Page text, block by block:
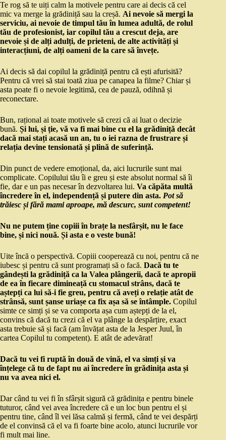
Te rog să te uiți calm la motivele pentru care ai decis că cel
mic va merge la grădiniță sau la creșă. Ai nevoie să mergi la
serviciu, ai nevoie de timpul tău în lumea adultă, de rolul
tău de profesionist, iar copilul tău a crescut deja, are
nevoie și de alți adulți, de prieteni, de alte activități și
interacțiuni, de alți oameni de la care să învețe.
Ai decis să dai copilul la grădiniță pentru că ești afurisită?
Pentru că vrei să stai toată ziua pe canapea la filme? Chiar și
asta poate fi o nevoie legitimă, cea de pauză, odihnă și
reconectare.
Bun, rațional ai toate motivele să crezi că ai luat o decizie
bună. Și lui, și ție, vă va fi mai bine cu el la grădiniță decât
dacă mai stați acasă un an, tu o iei razna de frustrare și
relația devine tensionată și plină de suferință.
Din punct de vedere emoțional, da, aici lucrurile sunt mai
complicate. Copilului tău îi e greu și este absolut normal să îi
fie, dar e un pas necesar în dezvoltarea lui. Va căpăta multă
încredere în el, independență și putere din asta. Pot să
trăiesc și fără mami aproape, mă descurc, sunt competent!
Nu ne putem ține copiii în brațe la nesfârșit, nu le face
bine, și nici nouă. Și asta e o veste bună!
Uite încă o perspectivă. Copiii cooperează cu noi, pentru că ne
iubesc și pentru că sunt programați să o facă. Dacă tu te
gândești la grădiniță ca la Valea plângerii, dacă te apropii
de ea în fiecare dimineață cu stomacul strâns, dacă te
aștepți ca lui să-i fie greu, pentru că aveți o relație atât de
strânsă, sunt șanse uriașe ca fix așa să se întâmple. Copilul
simte ce simți și se va comporta așa cum aștepți de la el,
convins că dacă tu crezi că el va plânge la despărțire, exact
asta trebuie să și facă (am învățat asta de la Jesper Juul, în
cartea Copilul tu competent). E atât de adevărat!
Dacă tu vei fi ruptă în două de vină, el va simți și va
înțelege că tu de fapt nu ai încredere în grădinița asta și
nu va avea nici el.
Dar când tu vei fi în sfârșit sigură că grădinița e pentru binele
tuturor, când vei avea încredere că e un loc bun pentru el și
pentru tine, când îl vei lăsa calmă și fermă, când te vei despărți
de el convinsă că el va fi foarte bine acolo, atunci lucrurile vor
fi mult mai line.